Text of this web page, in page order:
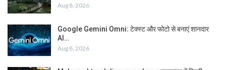
Aug 8, 2026
Google Gemini Omni: टेक्स्ट और फोटो से बनाएं शानदार
AI…
Aug 8, 2026